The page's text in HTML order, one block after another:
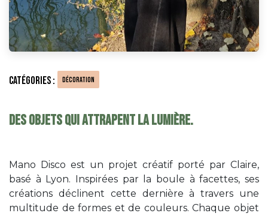
catégories : décoration
des objets qui attrapent la lumière.
Mano Disco est un projet créatif porté par Claire,
basé à Lyon. Inspirées par la boule à facettes, ses
créations déclinent cette dernière à travers une
multitude de formes et de couleurs. Chaque objet